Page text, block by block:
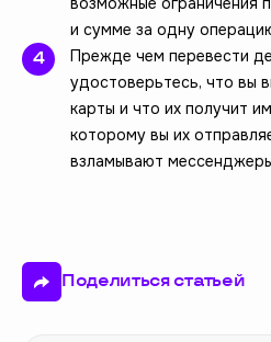
и сумме за одну
Прежде чем перевести
удостоверьтесь, что вы
карты и что их получит
которому вы их
взламывают
Поделиться статьей